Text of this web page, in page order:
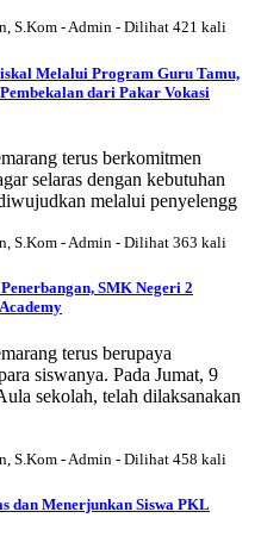
S.Kom - Admin - Dilihat 421 kali
Melalui Program Guru Tamu,
dari Pakar Vokasi
terus berkomitmen
selaras dengan kebutuhan
melalui penyelengg
S.Kom - Admin - Dilihat 363 kali
SMK Negeri 2
terus berupaya
siswanya. Pada Jumat, 9
sekolah, telah dilaksanakan
S.Kom - Admin - Dilihat 458 kali
dan Menerjunkan Siswa PKL